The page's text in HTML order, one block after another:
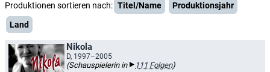
Produktionen sortieren nach: Titel/Name
Produktionsjahr
Land
Nikola
D, 1997–2005
(Schauspielerin in 111 Folgen)